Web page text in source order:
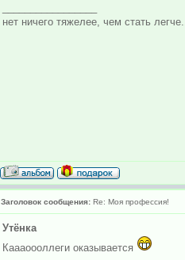
нет ничего тяжелее, чем стать легче...
Заголовок сообщения: Re: Моя профессия!
Утёнка
Каааоооллеги оказывается